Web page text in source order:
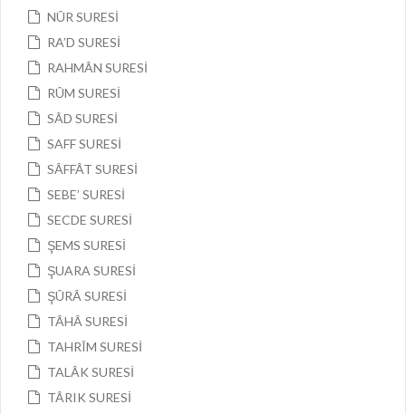
NÛR SURESİ
RA’D SURESİ
RAHMÂN SURESİ
RÛM SURESİ
SÂD SURESİ
SAFF SURESİ
SÂFFÂT SURESİ
SEBE’ SURESİ
SECDE SURESİ
ŞEMS SURESİ
ŞUARA SURESİ
ŞÛRÂ SURESİ
TÂHÂ SURESİ
TAHRÎM SURESİ
TALÂK SURESİ
TÂRIK SURESİ